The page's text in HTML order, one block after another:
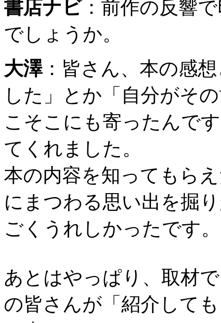
書店ナビ： 前作の反響
でしょうか。
大澤： 皆さん、本の感
した」とか「自分がそ
こそこにも寄ったんで
てくれました。
本の内容を知ってもら
にまつわる思い出を掘
ごくうれしかったです。
あとはやっぱり、取材
の皆さんが「紹介して